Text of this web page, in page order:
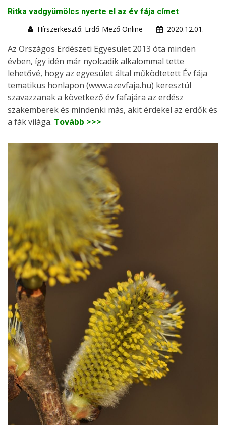
Ritka vadgyümölcs nyerte el az év fája címet
Hírszerkesztő: Erdő-Mező Online
2020.12.01.
Az Országos Erdészeti Egyesület 2013 óta minden
évben, így idén már nyolcadik alkalommal tette
lehetővé, hogy az egyesület által működtetett Év fája
tematikus honlapon (www.azevfaja.hu) keresztül
szavazzanak a következő év fafajára az erdész
szakemberek és mindenki más, akit érdekel az erdők és
a fák világa. Tovább >>>